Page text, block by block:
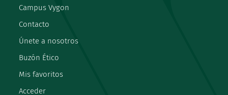
Campus Vygon
Contacto
Únete a nosotros
Buzón Ético
Mis favoritos
Acceder